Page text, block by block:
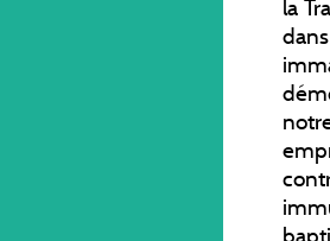
la